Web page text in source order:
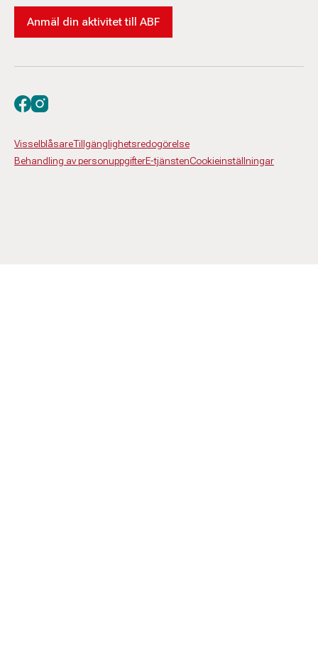
Anmäl din aktivitet till ABF
VisselblåsareTillgänglighetsredogörelse
Behandling av personuppgifterE-tjänstenCookieinställningar
Besök oss på facebook
Besök oss på instagram